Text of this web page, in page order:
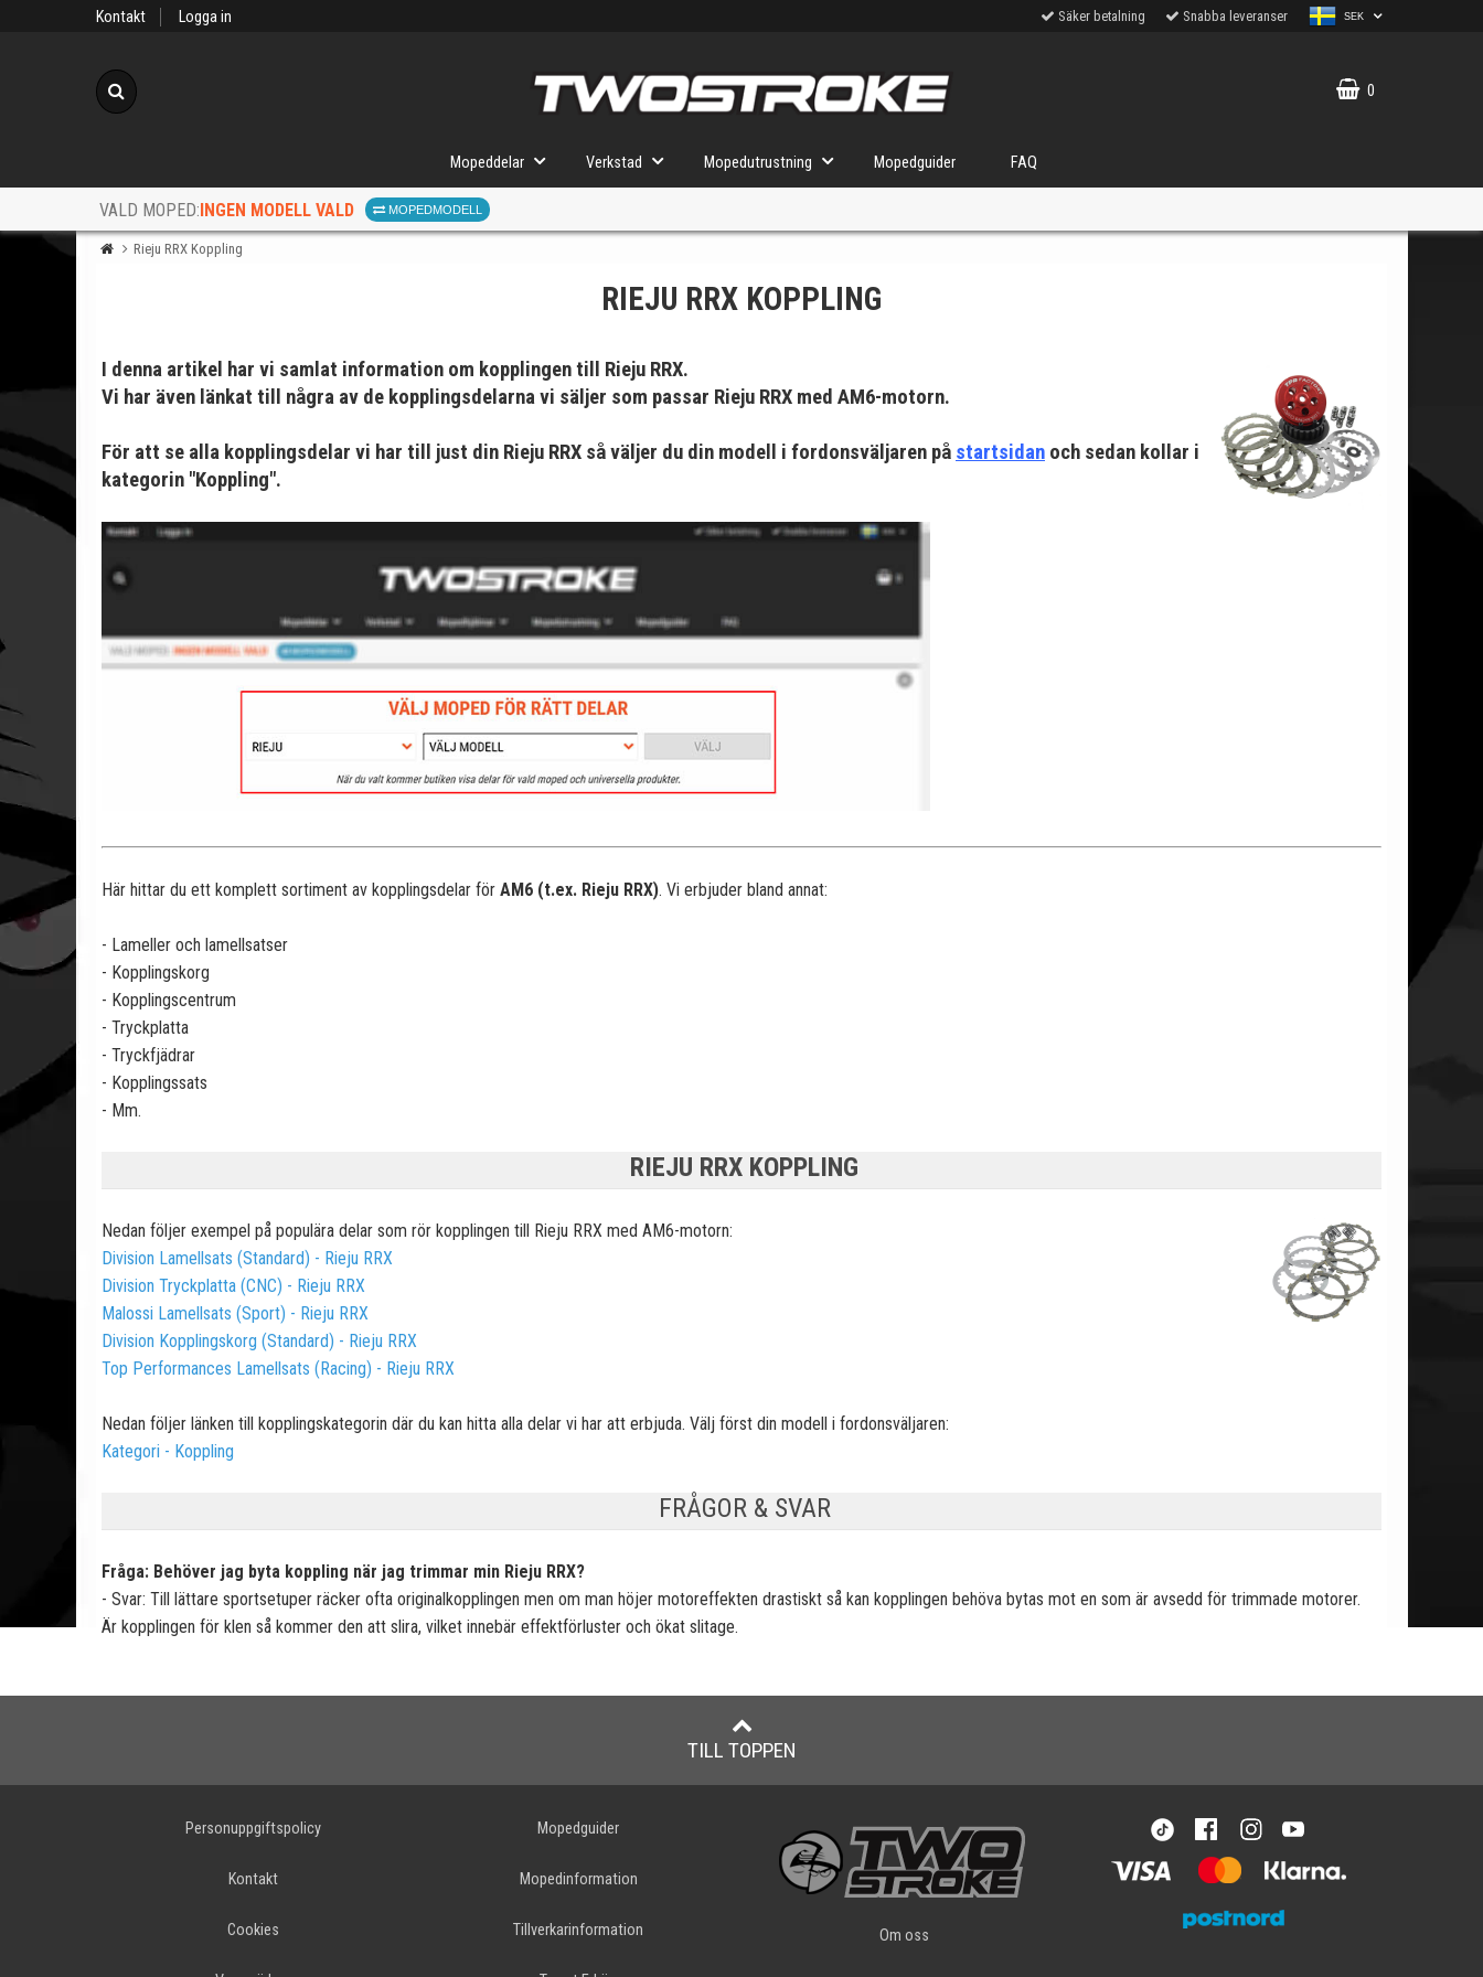
Kontakt Logga in Säker betalning Snabba leveranser SEK
0
Mopeddelar Verkstad Mopedutrustning Mopedguider FAQ
VALD MOPED:INGEN MODELL VALD MOPEDMODELL
VÄLJ MOPEDFÖR RÄTT DELAR
När du valt kommer butiken visa delar för vald moped och universella produkter.
Rieju RRX Koppling
RIEJU RRX KOPPLING
I denna artikel har vi samlat information om kopplingen till
Rieju RRX.
Vi har även länkat till några av de kopplingsdelarna vi säljer som passar Rieju RRX med AM6-motorn.
För att se alla kopplingsdelar vi har till just din Rieju RRX så väljer du din modell i fordonsväljaren på startsidan och sedan kollar i
kategorin "Koppling".
Här hittar du ett komplett sortiment av kopplingsdelar för AM6 (t.ex. Rieju RRX). Vi erbjuder bland annat:
- Lameller och lamellsatser
- Kopplingskorg
- Kopplingscentrum
- Tryckplatta
- Tryckfjädrar
- Kopplingssats
- Mm.
RIEJU RRX KOPPLING
Nedan följer exempel på populära delar som rör kopplingen till Rieju RRX med AM6-motorn:
Division Lamellsats (Standard) - Rieju RRX
Division Tryckplatta (CNC) - Rieju RRX
Malossi Lamellsats (Sport) - Rieju RRX
Division Kopplingskorg (Standard) - Rieju RRX
Top Performances Lamellsats (Racing) - Rieju RRX
Nedan följer länken till kopplingskategorin där du kan hitta alla delar vi har att erbjuda. Välj först din modell i fordonsväljaren:
Kategori - Koppling
FRÅGOR & SVAR
Fråga: Behöver jag byta koppling när jag trimmar min Rieju RRX?
- Svar: Till lättare sportsetuper räcker ofta originalkopplingen men om man höjer motoreffekten drastiskt så kan kopplingen behöva bytas mot en som är avsedd för trimmade motorer.
Är kopplingen för klen så kommer den att slira, vilket innebär effektförluster och ökat slitage.
TILL TOPPEN
Personuppgiftspolicy
Kontakt
Cookies
Mopedguider
Mopedinformation
Tillverkarinformation Om oss